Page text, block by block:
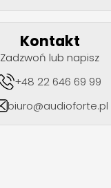
Kontakt
Zadzwoń lub napisz
+48 22 646 69 99
biuro@audioforte.pl